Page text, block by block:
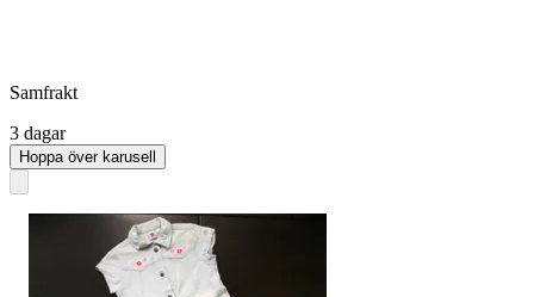
Samfrakt
3 dagar
Hoppa över karusell